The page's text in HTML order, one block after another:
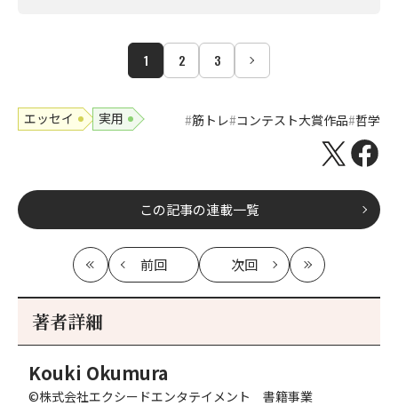
1 2 3
エッセイ 実用 筋トレ コンテスト大賞作品 哲学
この記事の連載一覧
最
初
前回
記
次回
記
最
新
著者詳細
Kouki Okumura
©株式会社エクシードエンタテイメント 書籍事業